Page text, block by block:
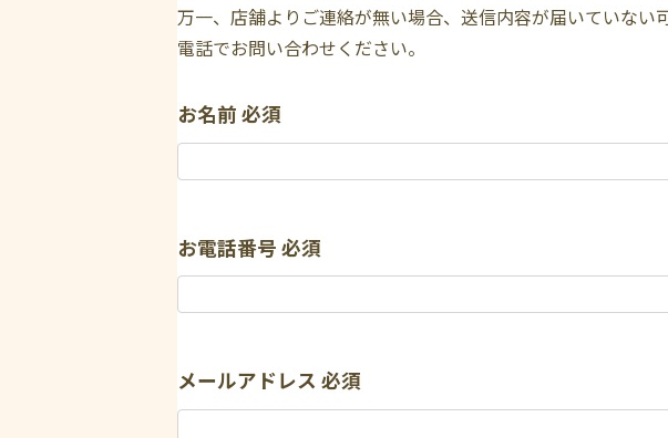
万一、店舗よりご連絡が無い場合、送信内容が届いていな
電話でお問い合わせください。
お名前必須
お電話番号必須
メールアドレス 必須